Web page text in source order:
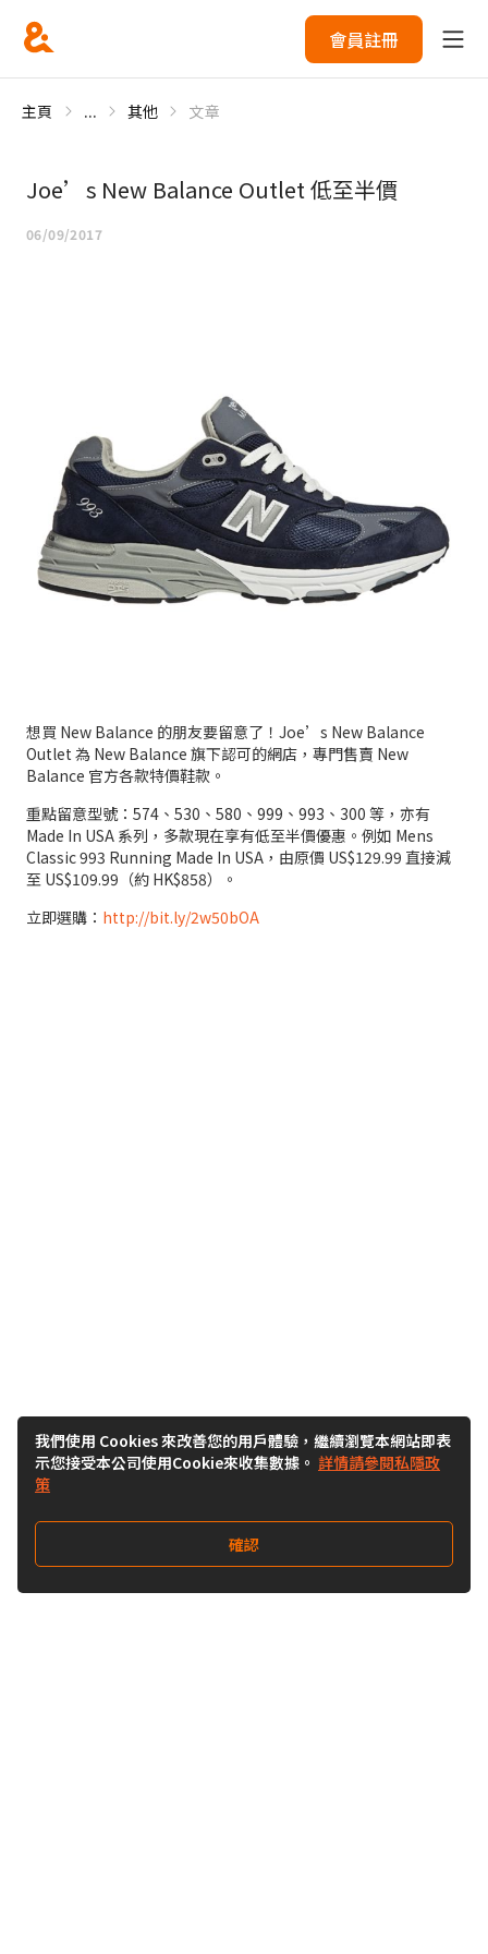
會員註冊
主頁 ... 其他 文章
Joe’s New Balance Outlet 低至半價
06/09/2017
想買 New Balance 的朋友要留意了！Joe’s New Balance
Outlet 為 New Balance 旗下認可的網店，專門售賣 New
Balance 官方各款特價鞋款。
重點留意型號：574、530、580、999、993、300 等，亦有
Made In USA 系列，多款現在享有低至半價優惠。例如 Mens
Classic 993 Running Made In USA，由原價 US$129.99 直接減
至 US$109.99（約 HK$858）。
立即選購： http://bit.ly/2w50bOA
我們使用 Cookies 來改善您的用戶體驗，繼續瀏覽本網站即表
示您接受本公司使用Cookie來收集數據。 詳情請參閱私隱政
策
確認